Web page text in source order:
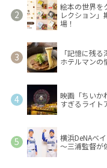
絵本の世界を
レクション
場！
「記憶に残
ホテルマンの
映画「ちいか
すぎるライト
横浜DeNAベ
～三浦監督が